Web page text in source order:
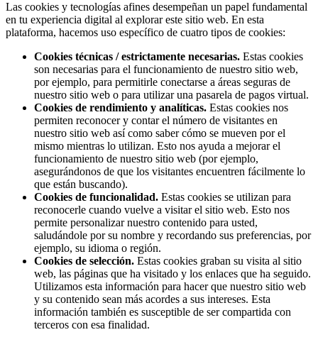
Las cookies y tecnologías afines desempeñan un papel fundamental
en tu experiencia digital al explorar este sitio web. En esta
plataforma, hacemos uso específico de cuatro tipos de cookies:
Cookies técnicas / estrictamente necesarias. Estas cookies
son necesarias para el funcionamiento de nuestro sitio web,
por ejemplo, para permitirle conectarse a áreas seguras de
nuestro sitio web o para utilizar una pasarela de pagos virtual.
Cookies de rendimiento y analíticas. Estas cookies nos
permiten reconocer y contar el número de visitantes en
nuestro sitio web así como saber cómo se mueven por el
mismo mientras lo utilizan. Esto nos ayuda a mejorar el
funcionamiento de nuestro sitio web (por ejemplo,
asegurándonos de que los visitantes encuentren fácilmente lo
que están buscando).
Cookies de funcionalidad. Estas cookies se utilizan para
reconocerle cuando vuelve a visitar el sitio web. Esto nos
permite personalizar nuestro contenido para usted,
saludándole por su nombre y recordando sus preferencias, por
ejemplo, su idioma o región.
Cookies de selección. Estas cookies graban su visita al sitio
web, las páginas que ha visitado y los enlaces que ha seguido.
Utilizamos esta información para hacer que nuestro sitio web
y su contenido sean más acordes a sus intereses. Esta
información también es susceptible de ser compartida con
terceros con esa finalidad.